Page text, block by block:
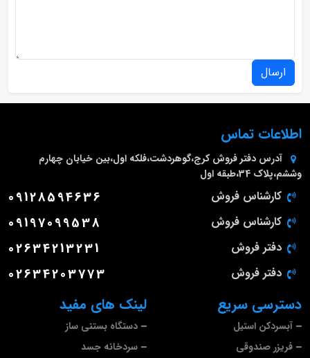
ارسال
لینک های مفید
دستگاه بستنی ساز
سردخانه جسد
دسترسی سریع
آبسردکن استیل
فریزر صندوقی
اطلاعات تماس
آدرس دفتر فروش کرج،گوهردشت،فلکه اول،بین خیابان چهارم
وششم،پلاک 34،طبقه اول
کارشناس فروش 09128594636
کارشناس فروش 09197099538
دفتر فروش 02634213231
دفتر فروش 02634203773